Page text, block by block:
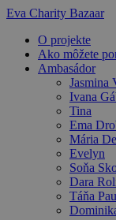
Preskočiť
obsah
Eva Charity Bazaar
O projekte
Ako môžete
Ambasádor
Jasmina
Ivana
Tina
Ema
Mária
Evelyn
Soňa
Dara
Táňa